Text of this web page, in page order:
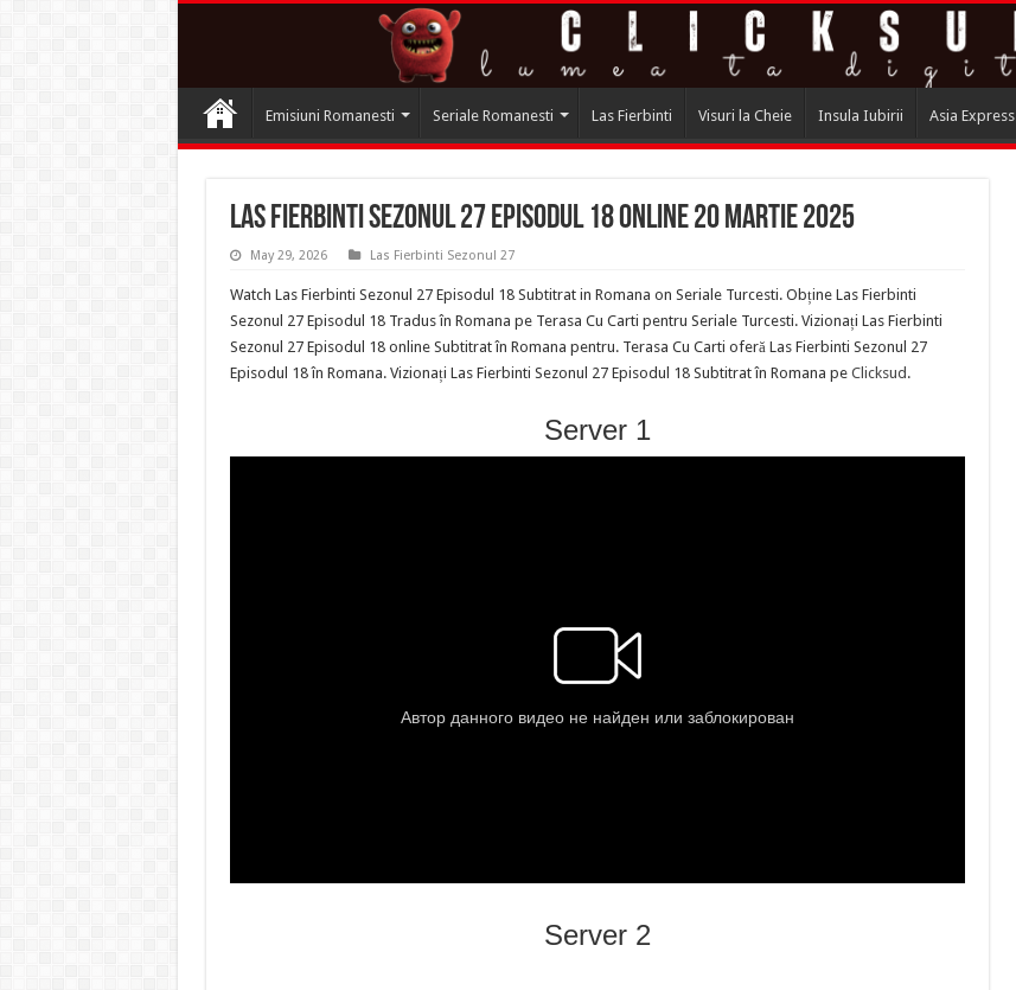
Emisiuni Romanesti Seriale Romanesti Las Fierbinti Visuri la Cheie Insula Iubirii Asia Express
Las Fierbinti Sezonul 27 Episodul 18 online 20 Martie 2025
May 29, 2026 Las Fierbinti Sezonul 27
Watch Las Fierbinti Sezonul 27 Episodul 18 Subtitrat in Romana on Seriale Turcesti. Obține Las Fierbinti
Sezonul 27 Episodul 18 Tradus în Romana pe Terasa Cu Carti pentru Seriale Turcesti. Vizionați Las Fierbinti
Sezonul 27 Episodul 18 online Subtitrat în Romana pentru. Terasa Cu Carti oferă Las Fierbinti Sezonul 27
Episodul 18 în Romana. Vizionați Las Fierbinti Sezonul 27 Episodul 18 Subtitrat în Romana pe Clicksud .
Server 1
Server 2